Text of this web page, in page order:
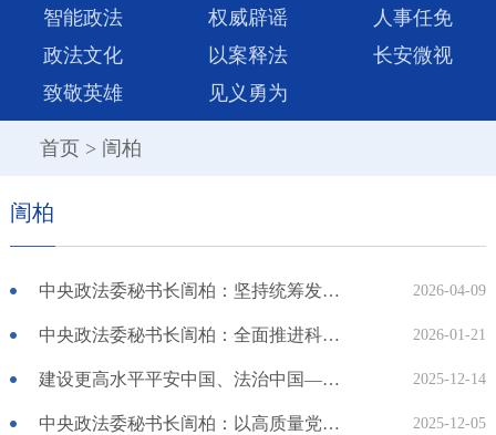
智能政法
权威辟谣
人事任免
政法文化
以案释法
长安微视
致敬英雄
见义勇为
首页 > 訚柏
訚柏
中央政法委秘书长訚柏：坚持统筹发展和安全 以高水平安全保障高质量发展 2026-04-09
中央政法委秘书长訚柏：全面推进科学立法严格执法公正司法全民守法 2026-01-21
建设更高水平平安中国、法治中国——专访中央政法委秘书长訚柏 2025-12-14
中央政法委秘书长訚柏：以高质量党建促进政法工作高质量发展 2025-12-05